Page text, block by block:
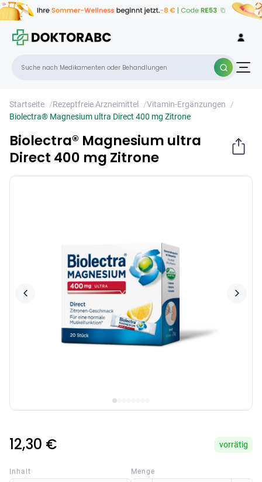
Startseite /Rezeptfreie Arzneimittel /Vitamin-Ergänzungen
/
Biolectra® Magnesium ultra Direct 400 mg Zitrone
Biolectra® Magnesium ultra
Direct 400 mg Zitrone
12,30 € vorrätig
Inhalt Menge
mg Zitrone
×